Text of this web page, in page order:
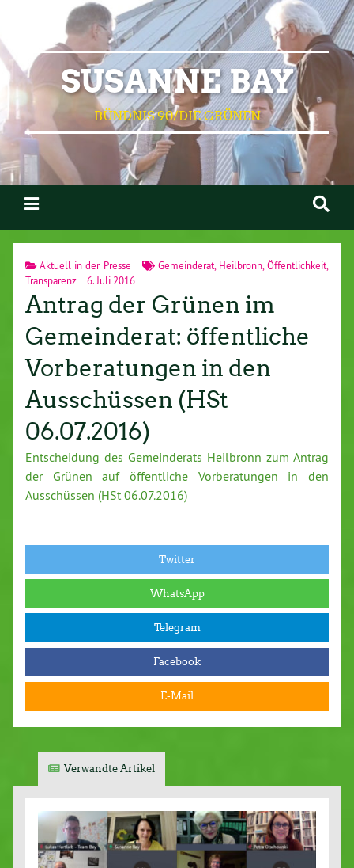
SUSANNE BAY
BÜNDNIS 90/DIE GRÜNEN
Aktuell in der Presse Gemeinderat, Heilbronn, Öffentlichkeit
Transparenz
6. Juli 2016
Antrag der Grünen im
Gemeinderat: öffentliche
Vorberatungen in den
Ausschüssen (HSt
06.07.2016)
Entscheidung des Gemeinderats Heilbronn zum Antrag
der Grünen auf öffentliche Vorberatungen in den
Ausschüssen (HSt 06.07.2016)
Twitter
WhatsApp
Telegram
Facebook
E-Mail
Verwandte Artikel